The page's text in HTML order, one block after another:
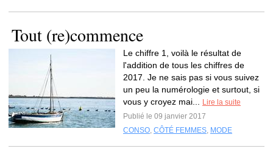
Tout (re)commence
Le chiffre 1, voilà le résultat de
l'addition de tous les chiffres de
2017. Je ne sais pas si vous suivez
un peu la numérologie et surtout, si
vous y croyez mai...
Lire la suite
Publié le 09 janvier 2017
CONSO, CÔTÉ FEMMES, MODE